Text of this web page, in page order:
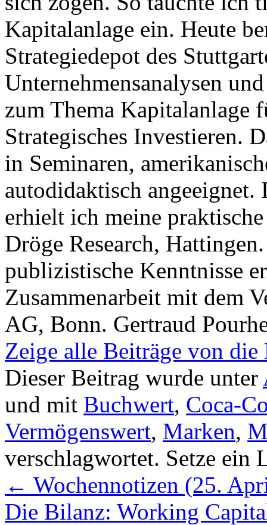
Kapitalanlage ein. Heute
Strategiedepot des
Unternehmensanalysen
zum Thema Kapitalanlage
Strategisches Investieren.
in Seminaren,
autodidaktisch angeeignet.
erhielt ich meine
Dröge Research,
publizistische Kenntnisse
Zusammenarbeit mit dem
AG, Bonn. Gertraud
Zeige alle Beiträge von
Dieser Beitrag wurde unter
und mit Buchwert, Coca-
Vermögenswert, Marken,
verschlagwortet. Setze ein
← Wochennotizen (25.
Die Bilanz: Working